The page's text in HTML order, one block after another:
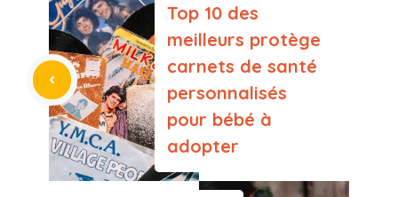
Top 10 des
meilleurs protège
carnets de santé
personnalisés
pour bébé à
adopter